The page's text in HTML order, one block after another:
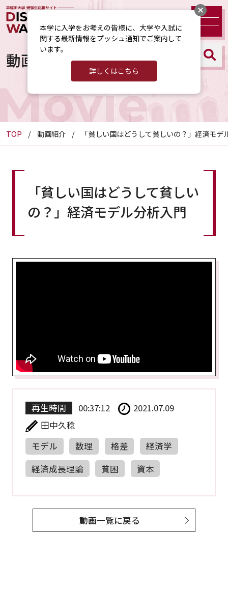
動画紹介
TOP 動画紹介 「貧しい国はどうして貧しいの？」経済モデ
「貧しい国はどうして貧しい
の？」経済モデル分析入門
再生時間 00:37:12
2021.07.09
田中久稔
モデル
数理 格差
経済学
経済成長理論
貧困 資本
動画一覧に戻る
本学に入学をお考えの皆様に、大学や入試に
関する最新情報をプッシュ通知でご案内して
います。
詳しくはこちら